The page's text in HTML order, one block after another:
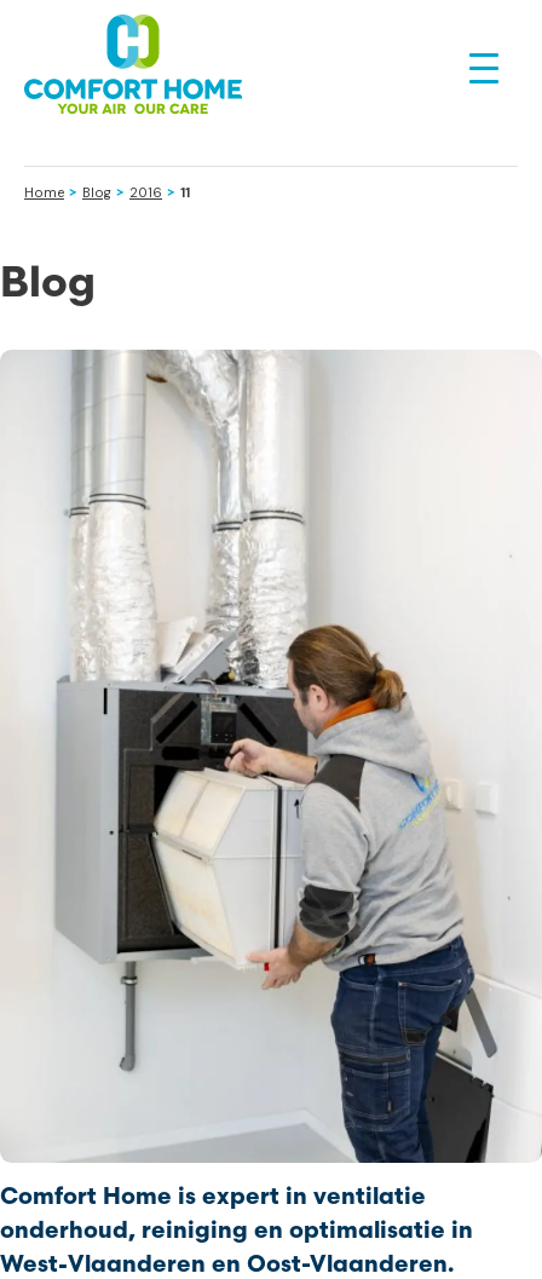
Home > Blog > 2016 > 11
Blog
Comfort Home is expert in ventilatie
onderhoud, reiniging en optimalisatie in
West‑Vlaanderen en Oost-Vlaanderen.